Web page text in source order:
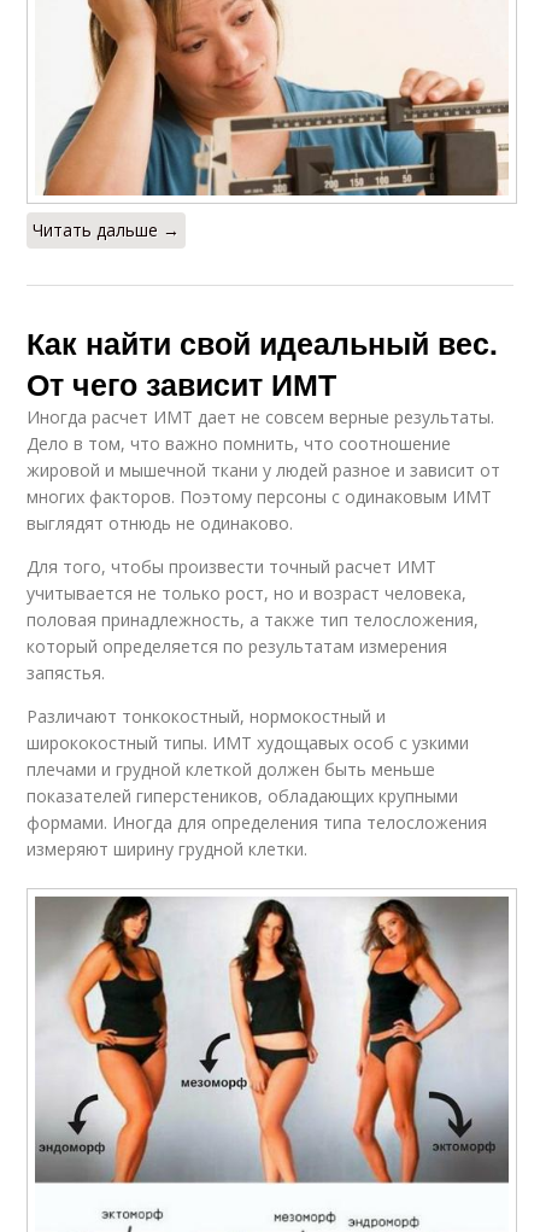
Читать дальше →
Как найти свой идеальный вес.
От чего зависит ИМТ
Иногда расчет ИМТ дает не совсем верные результаты.
Дело в том, что важно помнить, что соотношение
жировой и мышечной ткани у людей разное и зависит от
многих факторов. Поэтому персоны с одинаковым ИМТ
выглядят отнюдь не одинаково.
Для того, чтобы произвести точный расчет ИМТ
учитывается не только рост, но и возраст человека,
половая принадлежность, а также тип телосложения,
который определяется по результатам измерения
запястья.
Различают тонкокостный, нормокостный и
ширококостный типы. ИМТ худощавых особ с узкими
плечами и грудной клеткой должен быть меньше
показателей гиперстеников, обладающих крупными
формами. Иногда для определения типа телосложения
измеряют ширину грудной клетки.